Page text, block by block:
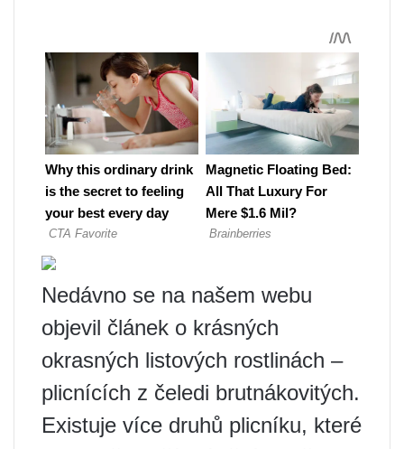
Nedávno se na našem webu
objevil článek o krásných
okrasných listových rostlinách –
plicnících z čeledi brutnákovitých.
Existuje více druhů plicníku, které